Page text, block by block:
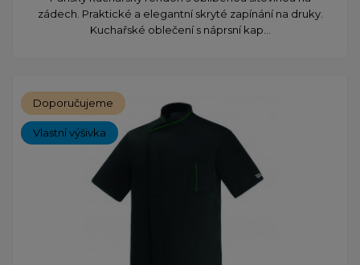
zádech. Praktické a elegantní skryté zapínání na druky.
Kuchařské oblečení s náprsní kap...
Doporučujeme
Vlastní výšivka